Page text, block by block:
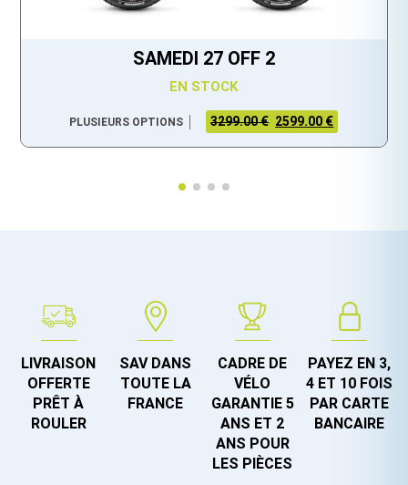
SAMEDI 27 OFF 2
EN STOCK
PLUSIEURS OPTIONS 3299.00 € 2599.00 €
LIVRAISON
OFFERTE
PRÊT À
ROULER
SAV DANS
TOUTE LA
FRANCE
CADRE DE
VÉLO
GARANTIE 5
ANS ET 2
ANS POUR
LES PIÈCES
PAYEZ EN 3,
4 ET 10 FOIS
PAR CARTE
BANCAIRE